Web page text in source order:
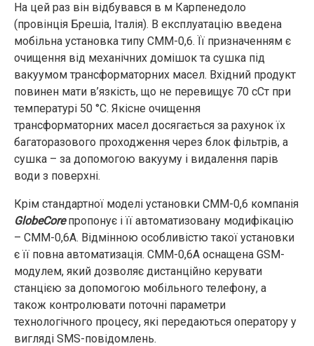
На цей раз він відбувався в м Карпенедоло
(провінція Брешіа, Італія). В експлуатацію введена
мобільна установка типу СММ-0,6. Її призначенням є
очищення від механічних домішок та сушка під
вакуумом трансформаторних масел. Вхідний продукт
повинен мати в’язкість, що не перевищує 70 сСт при
температурі 50 °С. Якісне очищення
трансформаторних масел досягається за рахунок їх
багаторазового проходження через блок фільтрів, а
сушка – за допомогою вакууму і видалення парів
води з поверхні.
Крім стандартної моделі установки СММ-0,6 компанія
GlobeCoreпропонує і її автоматизовану модифікацію
– СММ-0,6А. Відмінною особливістю такої установки
є її повна автоматизація. CMM-0,6А оснащена GSM-
модулем, який дозволяє дистанційно керувати
станцією за допомогою мобільного телефону, а
також контролювати поточні параметри
технологічного процесу, які передаються оператору у
вигляді SMS-повідомлень.